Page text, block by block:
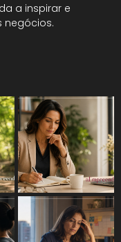
a inspirar e
negócios.